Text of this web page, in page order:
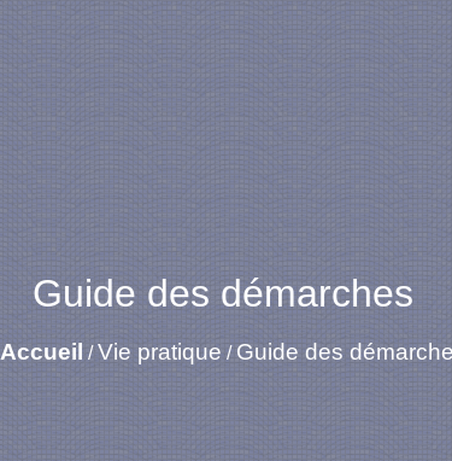
Guide des démarches
Accueil /Vie pratique / Guide des